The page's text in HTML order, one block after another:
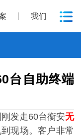
我们
台自助终端
发走60台衡安无
现场。客户非常